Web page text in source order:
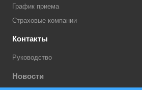
График приема
Страховые компании
Контакты
Руководство
Новости